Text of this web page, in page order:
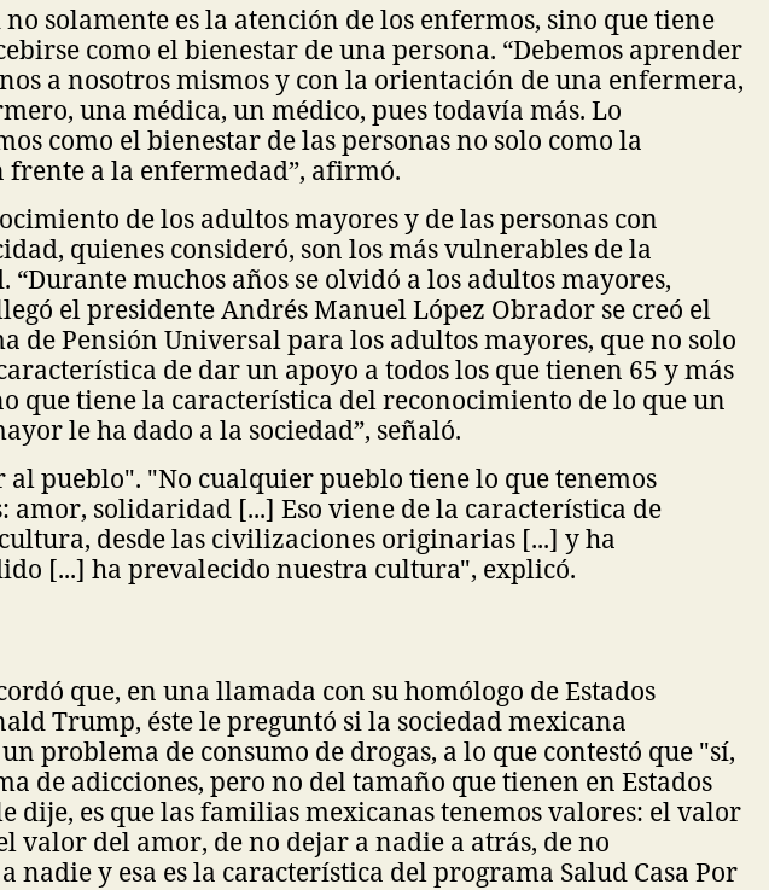
solamente es la atención de los enfermos, sino que tiene
como el bienestar de una persona. “Debemos aprender
a nosotros mismos y con la orientación de una enfermera,
una médica, un médico, pues todavía más. Lo
como el bienestar de las personas no solo como la
frente a la enfermedad”, afirmó.
de los adultos mayores y de las personas con
quienes consideró, son los más vulnerables de la
“Durante muchos años se olvidó a los adultos mayores,
el presidente Andrés Manuel López Obrador se creó el
de Pensión Universal para los adultos mayores, que no solo
de dar un apoyo a todos los que tienen 65 y más
que tiene la característica del reconocimiento de lo que un
le ha dado a la sociedad”, señaló.
al pueblo". "No cualquier pueblo tiene lo que tenemos
amor, solidaridad [...] Eso viene de la característica de
desde las civilizaciones originarias [...] y ha
[...] ha prevalecido nuestra cultura", explicó.
que, en una llamada con su homólogo de Estados
Trump, éste le preguntó si la sociedad mexicana
problema de consumo de drogas, a lo que contestó que "sí,
de adicciones, pero no del tamaño que tienen en Estados
dije, es que las familias mexicanas tenemos valores: el valor
valor del amor, de no dejar a nadie a atrás, de no
nadie y esa es la característica del programa Salud Casa Por